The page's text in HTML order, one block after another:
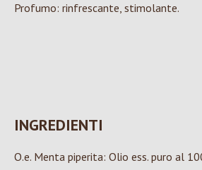
Profumo: rinfrescante, stimolante.
INGREDIENTI
O.e. Menta piperita: Olio ess. puro al